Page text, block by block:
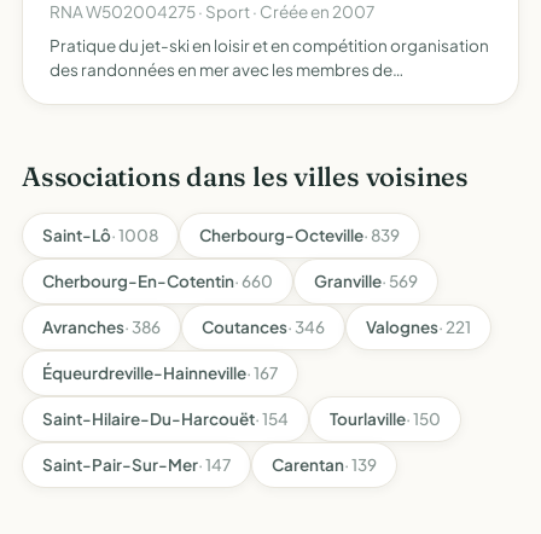
RNA W502004275 · Sport · Créée en 2007
Pratique du jet-ski en loisir et en compétition organisation
des randonnées en mer avec les membres de
Associations dans les villes voisines
Saint-Lô· 1008 Cherbourg-Octeville· 839
Cherbourg-En-Cotentin· 660 Granville· 569
Avranches· 386 Coutances· 346 Valognes· 221
Équeurdreville-Hainneville· 167
Saint-Hilaire-Du-Harcouët· 154 Tourlaville· 150
Saint-Pair-Sur-Mer· 147 Carentan· 139